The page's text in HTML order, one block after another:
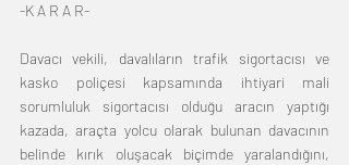
-K A R A R-
Davacı vekili, davalıların trafik sigortacısı ve
kasko poliçesi kapsamında ihtiyari mali
sorumluluk sigortacısı olduğu aracın yaptığı
kazada, araçta yolcu olarak bulunan davacının
belinde kırık oluşacak biçimde yaralandığını,